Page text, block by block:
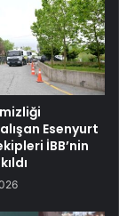
Esenyurt
İBB’nin